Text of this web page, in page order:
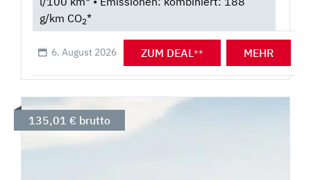
g/km CO2*
6. August 2026 ZUM DEAL ** MEHR
135,01 € brutto